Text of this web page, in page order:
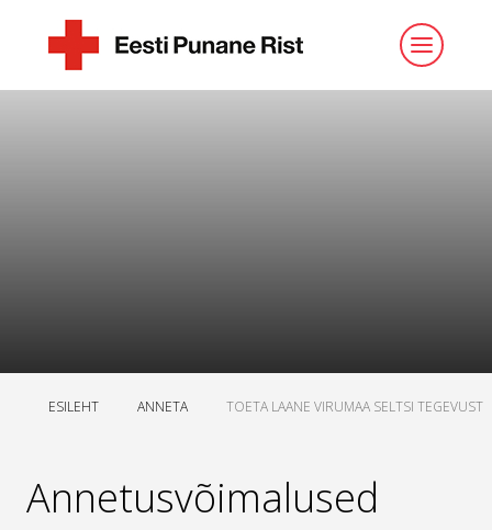
ESILEHT ANNETA TOETA LAANE VIRUMAA SELTSI TEGEVUST
Annetusvõimalused